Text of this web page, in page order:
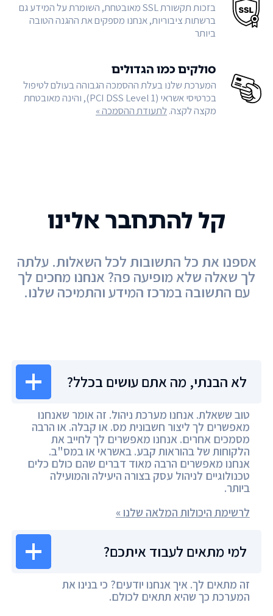
בזכות תקשורת SSL מאובטחת, השומרת על המידע גם
ברשתות ציבוריות, אנחנו מספקים את ההגנה הטובה
ביותר
סולקים כמו הגדולים
המערכת שלנו בעלת ההסמכה הגבוהה בעולם לטיפול
בכרטיסי אשראי (PCI DSS Level 1), והינה מאובטחת
מקצה לקצה.לתעודת ההסמכה »
לא הבנתי, מה אתם עושים בכלל?
טוב ששאלת. אנחנו מערכת ניהול. זה אומר שאנחנו
מאפשרים לך ליצור חשבונית מס. או קבלה. או הרבה
מסמכים אחרים. אנחנו מאפשרים לך לחייב את
הלקוחות של בהוראות קבע. באשראי או במס"ב.
אנחנו מאפשרים הרבה מאוד דברים שהם כולם כלים
טכנולוגיים לניהול עסק בצורה היעילה והמועילה
ביותר.
לרשימת היכולות המלאה שלנו »
למי מתאים לעבוד איתכם?
זה מתאים לך. איך אנחנו יודעים? כי בנינו את
המערכת כך שהיא תתאים לכולם.
קל להתחבר אלינו
אספנו את כל התשובות לכל השאלות. עלתה
לך שאלה שלא מופיעה פה? אנחנו מחכים לך
עם התשובה במרכז המידע והתמיכה שלנו.